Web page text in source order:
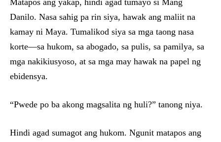
Matapos ang yakap, hindi agad tumayo si Mang
Danilo. Nasa sahig pa rin siya, hawak ang maliit na
kamay ni Maya. Tumalikod siya sa mga taong nasa
korte—sa hukom, sa abogado, sa pulis, sa pamilya, sa
mga nakikiusyoso, at sa mga may hawak na papel ng
ebidensya.
“Pwede po ba akong magsalita ng huli?” tanong niya.
Hindi agad sumagot ang hukom. Ngunit matapos ang